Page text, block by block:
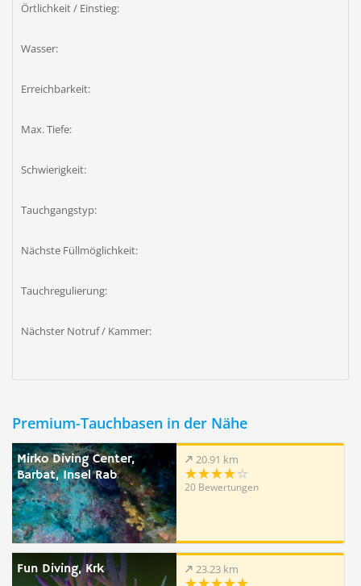
Örtlichkeit / Einstieg:
Wasser:
Erreichbarkeit:
Max. Tiefe:
Schwierigkeit:
Tauchgangstyp:
Nächste Füllmöglichkeit:
Tauchregulierung:
Nächster Notruf / Kammer:
Premium-Tauchbasen in der Nähe
Mirko Diving Center,
Barbat, Insel Rab
20.91 km
20 Bewertungen
Fun Diving, Krk 23.23 km